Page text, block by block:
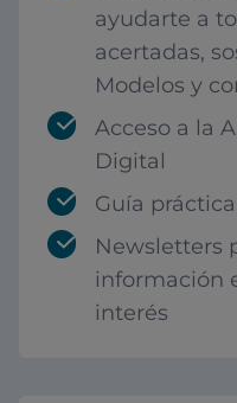
ayudarte a
acertadas,
Modelos y
Acceso a la
Digital
Guía
Newsletters
información
interés